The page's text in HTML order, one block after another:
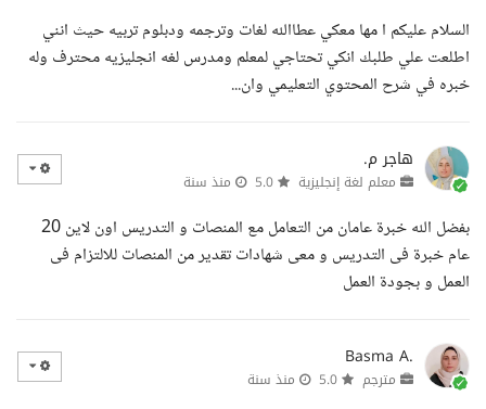
السلام عليكم ا مها معكي عطاالله لغات وترجمه ودبلوم تربيه حيث انني
اطلعت علي طلبك انكي تحتاجي لمعلم ومدرس لغه انجليزيه محترف وله
خبره في شرح المحتوي التعليمي وان...
هاجر م.
معلم لغة إنجليزية منذ سنة
بفضل الله خبرة عامان من التعامل مع المنصات و التدريس اون لاين 20
عام خبرة فى التدريس و معى شهادات تقدير من المنصات للالتزام فى
العمل و بجودة العمل
Basma A.
مترجم منذ سنة